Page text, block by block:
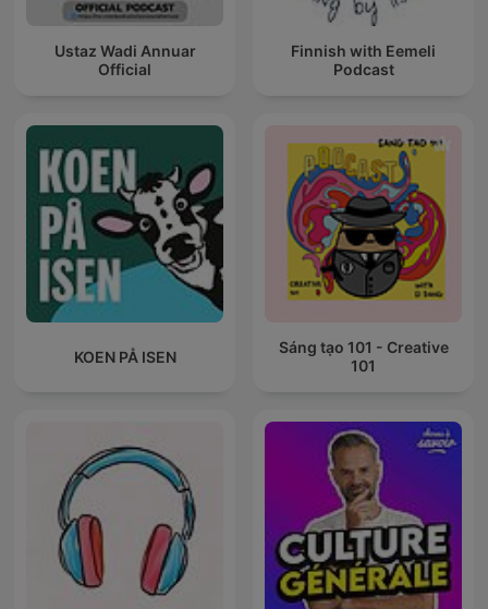
Ustaz Wadi Annuar
Official
Finnish with Eemeli
Podcast
KOEN PÅ ISEN
Sáng tạo 101 - Creative
101